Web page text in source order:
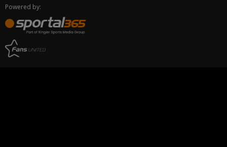
Powered by: